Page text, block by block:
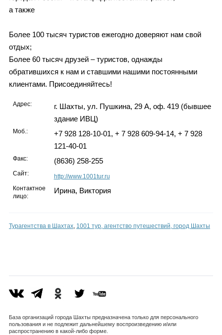
а также
Более 100 тысяч туристов ежегодно доверяют нам свой
отдых;
Более 60 тысяч друзей – туристов, однажды
обратившихся к нам и ставшими нашими постоянными
клиентами. Присоединяйтесь!
Адрес:
г. Шахты, ул. Пушкина, 29 А, оф. 419 (бывшее
здание ИВЦ)
Моб.:
+7 928 128-10-01, + 7 928 609-94-14, + 7 928
121-40-01
Факс: (8636) 258-255
Сайт:
http://www.1001tur.ru
Контактное
лицо:
Ирина, Виктория
Турагентства в Шахтах, 1001 тур, агентство путешествий, город Шахты
База организаций города Шахты предназначена только для персонального
пользования и не подлежит дальнейшему воспроизведению и/или
распространению в какой-либо форме.